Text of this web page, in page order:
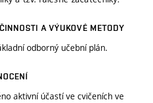
A VÝUKOVÉ METODY
odborný učební plán.
aktivní účastí ve cvičeních ve